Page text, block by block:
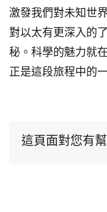
激發我們對未知世
對以太有更深入的
秘。科學的魅力就
正是這段旅程中的
這頁面對您有